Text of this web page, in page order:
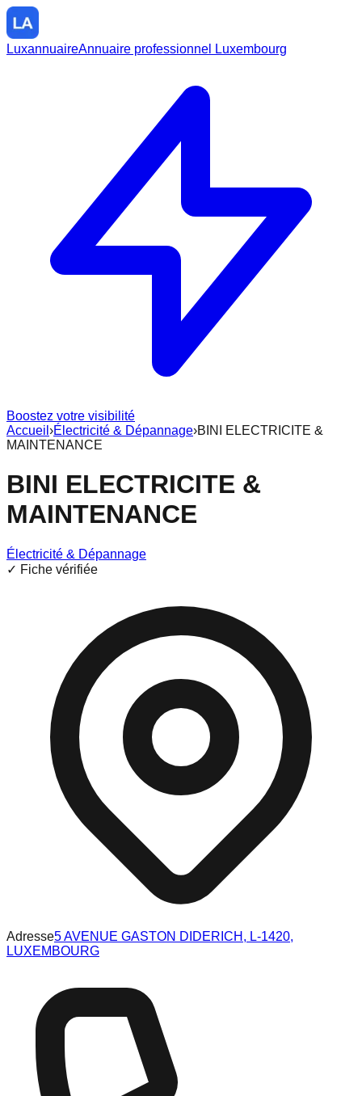
LuxannuaireAnnuaire professionnel Luxembourg
Boostez votre visibilité
Accueil ›Électricité & Dépannage›BINI ELECTRICITE &
MAINTENANCE
BINI ELECTRICITE &
MAINTENANCE
Électricité & Dépannage
✓ Fiche vérifiée
Adresse5 AVENUE GASTON DIDERICH, L-1420,
LUXEMBOURG